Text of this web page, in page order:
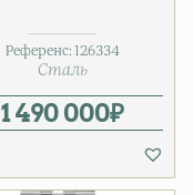
Референс: 126334
Сталь
1 490 000₽